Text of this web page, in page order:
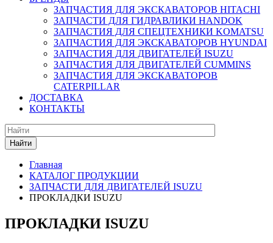
ЗАПЧАСТИЯ ДЛЯ ЭКСКАВАТОРОВ HITACHI
ЗАПЧАСТИ ДЛЯ ГИДРАВЛИКИ HANDOK
ЗАПЧАСТИЯ ДЛЯ СПЕЦТЕХНИКИ KOMATSU
ЗАПЧАСТИЯ ДЛЯ ЭКСКАВАТОРОВ HYUNDAI
ЗАПЧАСТИЯ ДЛЯ ДВИГАТЕЛЕЙ ISUZU
ЗАПЧАСТИЯ ДЛЯ ДВИГАТЕЛЕЙ CUMMINS
ЗАПЧАСТИЯ ДЛЯ ЭКСКАВАТОРОВ
CATERPILLAR
ДОСТАВКА
КОНТАКТЫ
Найти
Главная
КАТАЛОГ ПРОДУКЦИИ
ЗАПЧАСТИ ДЛЯ ДВИГАТЕЛЕЙ ISUZU
ПРОКЛАДКИ ISUZU
ПРОКЛАДКИ ISUZU